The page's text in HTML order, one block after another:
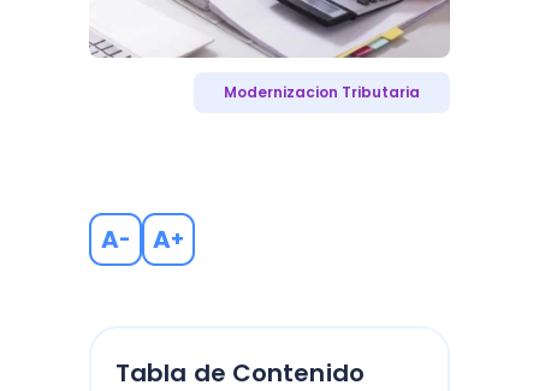
Modernizacion Tributaria
A- A+
Tabla de Contenido